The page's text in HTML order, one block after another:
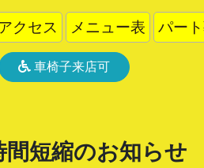
アクセス メニュー表 パー
車椅子来店可
間短縮のお知らせ